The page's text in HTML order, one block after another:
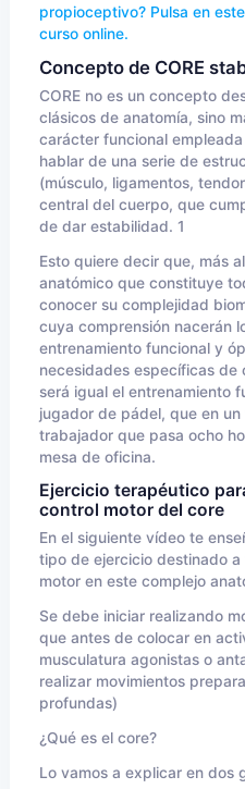
propioceptivo? Pulsa en
curso online.
Concepto de CORE
CORE no es un concepto
clásicos de anatomía, sino
carácter funcional
hablar de una serie de
(músculo, ligamentos,
central del cuerpo, que
de dar estabilidad. 1
Esto quiere decir que, más
anatómico que constituye
conocer su complejidad
cuya comprensión nacerán
entrenamiento funcional y
necesidades específicas de
será igual el entrenamiento
jugador de pádel, que en
trabajador que pasa ocho
mesa de oficina.
Ejercicio terapéutico
control motor del core
En el siguiente vídeo te
tipo de ejercicio destinado
motor en este complejo
Se debe iniciar realizando
que antes de colocar en
musculatura agonistas o
realizar movimientos
profundas)
¿Qué es el core?
Lo vamos a explicar en dos